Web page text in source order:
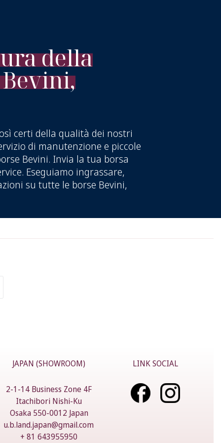
della
certi della qualità dei nostri
di manutenzione e piccole
Bevini. Invia la tua borsa
Eseguiamo ingrassare,
su tutte le borse Bevini,
JAPAN (SHOWROOM)
2-1-14 Business Zone 4F
Itachibori Nishi-Ku
Osaka 550-0012 Japan
u.b.land.japan@gmail.com
+ 81 643955950
LINK SOCIAL